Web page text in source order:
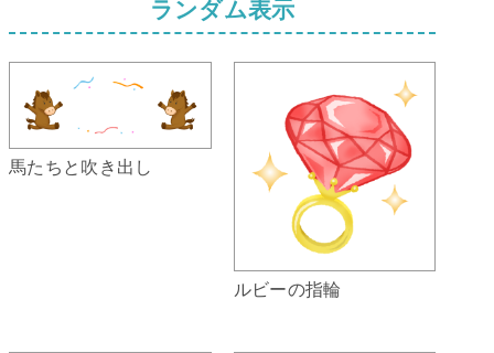
ランダム表示
馬たちと吹き出し
ルビーの指輪